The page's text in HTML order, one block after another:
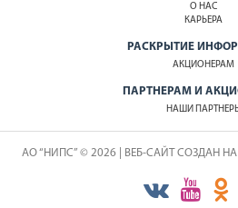
О НАС
КАРЬЕРА
РАСКРЫТИЕ
АКЦИОНЕРАМ
ПАРТНЕРАМ И
НАШИ
АО “НИПС” © 2026 | ВЕБ-САЙТ СОЗДАН